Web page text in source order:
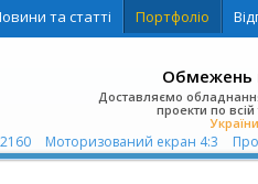
та статті Портфоліо
Обмежень
Доставляємо
проекти по всій
України
Моторизований екран 4:3